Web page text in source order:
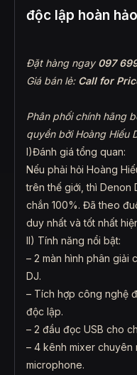
độc lập hoàn hảo
Đặt hàng ngay097
Giá bán lẻ: Call for
Phân phối chính hãng
quyền bởi Hoàng Hiếu
I)Đánh giá tổng quan:
Nếu phải hỏi Hoàng
trên thế giới, thì Denon
chắn 100%. Đã theo
duy nhất và tốt nhất
II) Tính năng nổi bật:
– 2 màn hình phân giải
DJ.
– Tích hợp công nghệ
độc lập.
– 2 đầu đọc USB cho
– 4 kênh mixer chuyên
microphone.